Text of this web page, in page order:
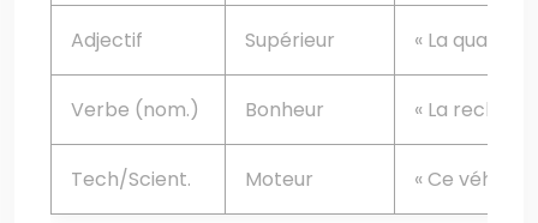
Adjectif Supérieur « La qualité
Verbe (nom.) Bonheur « La
Tech/Scient. Moteur « Ce